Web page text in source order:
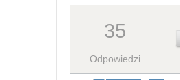
35
Odpowiedzi